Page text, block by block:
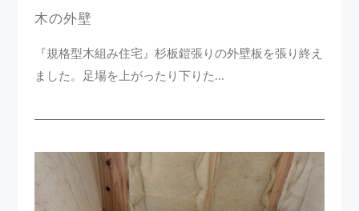
木の外壁
『規格型木組み住宅』杉板鎧張りの外壁板を張り終え
ました。足場を上がったり下りた...